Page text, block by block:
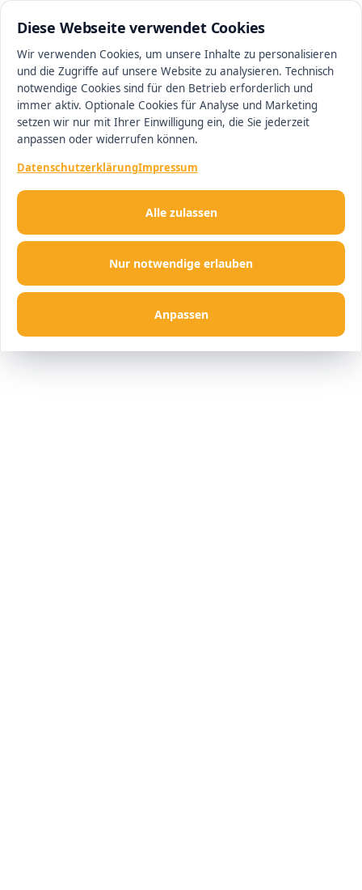
Diese Webseite verwendet Cookies
Wir verwenden Cookies, um unsere Inhalte zu personalisieren
und die Zugriffe auf unsere Website zu analysieren. Technisch
notwendige Cookies sind für den Betrieb erforderlich und
immer aktiv. Optionale Cookies für Analyse und Marketing
setzen wir nur mit Ihrer Einwilligung ein, die Sie jederzeit
anpassen oder widerrufen können.
DatenschutzerklärungImpressum
Nur notwendige erlauben
Anpassen
Alle zulassen